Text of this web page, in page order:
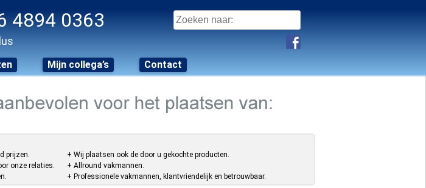
4894 0363
Zoeken
naar:
Mijn collega’s Contact
prijzen.
onze relaties.
+ Wij plaatsen ook de door u gekochte producten.
+ Allround vakmannen.
+ Professionele vakmannen, klantvriendelijk en betrouwbaar.